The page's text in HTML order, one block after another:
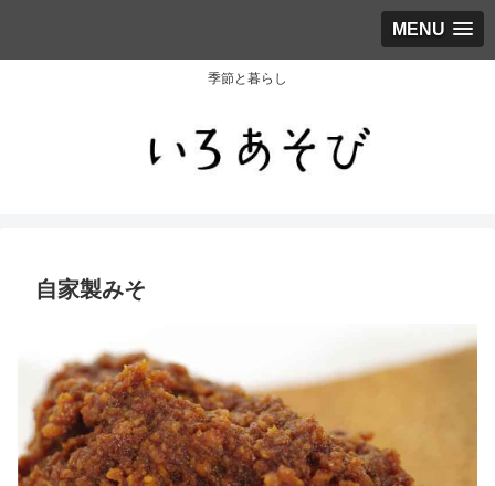
MENU
季節と暮らし
自家製みそ